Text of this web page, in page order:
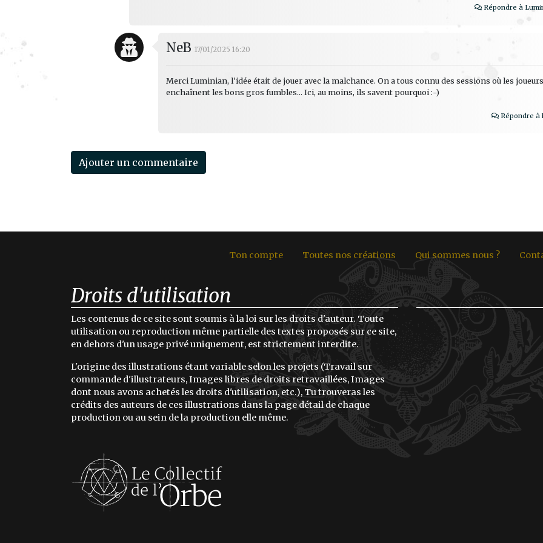
Répondre à
NeB 17/01/2025 16:20
Merci Luminian, l'idée était de jouer avec la malchance. On a tous connu des sessions où les joueurs
enchaînent les bons gros fumbles... Ici, au moins, ils savent pourquoi :-)
Répondre à
Ajouter un commentaire
Ton compte Toutes nos créations Qui sommes nous ?
Droits d'utilisation
Les contenus de ce site sont soumis à la loi sur les droits d'auteur. Toute
utilisation ou reproduction même partielle des textes proposés sur ce site,
en dehors d'un usage privé uniquement, est strictement interdite.
L'origine des illustrations étant variable selon les projets (Travail sur
commande d'illustrateurs, Images libres de droits retravaillées, Images
dont nous avons achetés les droits d'utilisation, etc.), Tu trouveras les
crédits des auteurs de ces illustrations dans la page détail de chaque
production ou au sein de la production elle même.